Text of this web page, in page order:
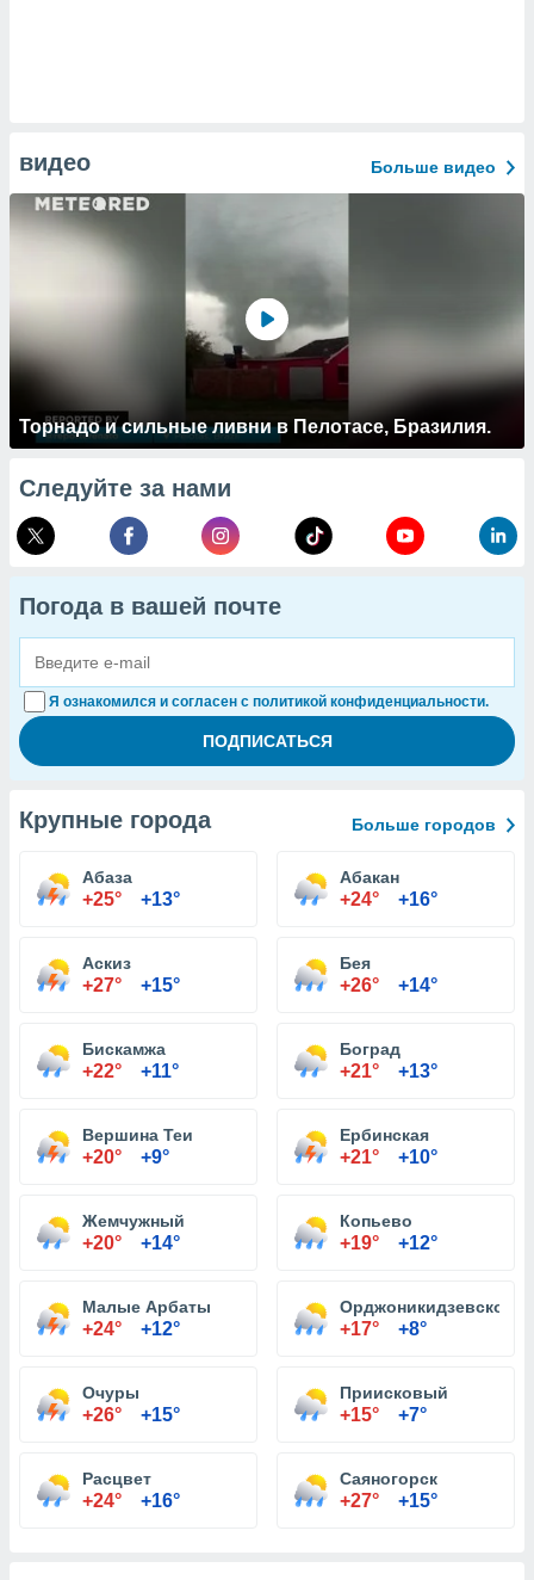
видео Больше видео
Торнадо и сильные ливни в Пелотасе, Бразилия.
Следуйте за нами
Погода в вашей почте
Я ознакомился и согласен с политикой конфиденциальности.
Крупные города Больше городов
Абаза
+25° +13°
Абакан
+24° +16°
Аскиз
+27° +15°
Бея
+26° +14°
Бискамжа
+22° +11°
Боград
+21° +13°
Вершина Теи
+20° +9°
Ербинская
+21° +10°
Жемчужный
+20° +14°
Копьево
+19° +12°
Малые Арбаты
+24° +12°
Орджоникидзевское
+17° +8°
Очуры
+26° +15°
Приисковый
+15° +7°
Расцвет
+24° +16°
Саяногорск
+27° +15°